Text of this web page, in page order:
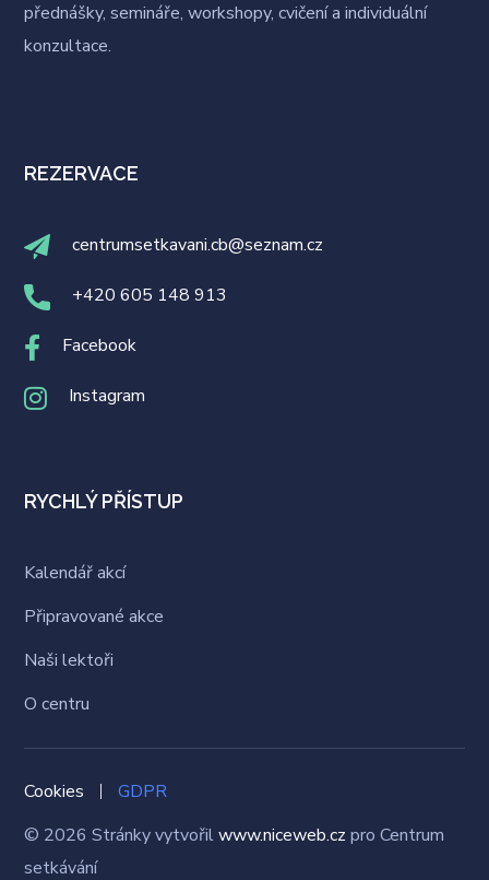
přednášky, semináře, workshopy, cvičení a individuální
konzultace.
REZERVACE
centrumsetkavani.cb@seznam.cz
+420 605 148 913
Facebook
Instagram
RYCHLÝ PŘÍSTUP
Kalendář akcí
Připravované akce
Naši lektoři
O centru
Cookies
GDPR
© 2026 Stránky vytvořilwww.niceweb.czpro Centrum
setkávání